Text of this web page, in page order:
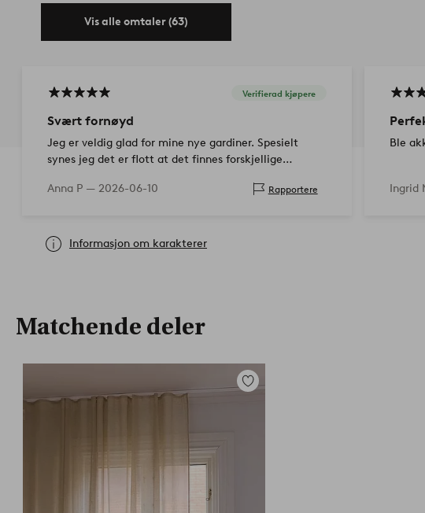
Vis alle omtaler (63)
Verifierad kjøpere
Svært fornøyd
Jeg er veldig glad for mine nye gardiner. Spesielt
synes jeg det er flott at det finnes forskjellige
Anna P — 2026-06-10 Rapportere
Ble
Ingrid
Informasjon om karakterer
Matchende deler
Legg